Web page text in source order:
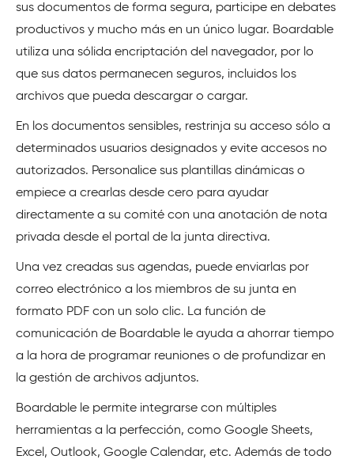
sus documentos de forma segura, participe en debates
productivos y mucho más en un único lugar. Boardable
utiliza una sólida encriptación del navegador, por lo
que sus datos permanecen seguros, incluidos los
archivos que pueda descargar o cargar.
En los documentos sensibles, restrinja su acceso sólo a
determinados usuarios designados y evite accesos no
autorizados. Personalice sus plantillas dinámicas o
empiece a crearlas desde cero para ayudar
directamente a su comité con una anotación de nota
privada desde el portal de la junta directiva.
Una vez creadas sus agendas, puede enviarlas por
correo electrónico a los miembros de su junta en
formato PDF con un solo clic. La función de
comunicación de Boardable le ayuda a ahorrar tiempo
a la hora de programar reuniones o de profundizar en
la gestión de archivos adjuntos.
Boardable le permite integrarse con múltiples
herramientas a la perfección, como Google Sheets,
Excel, Outlook, Google Calendar, etc. Además de todo